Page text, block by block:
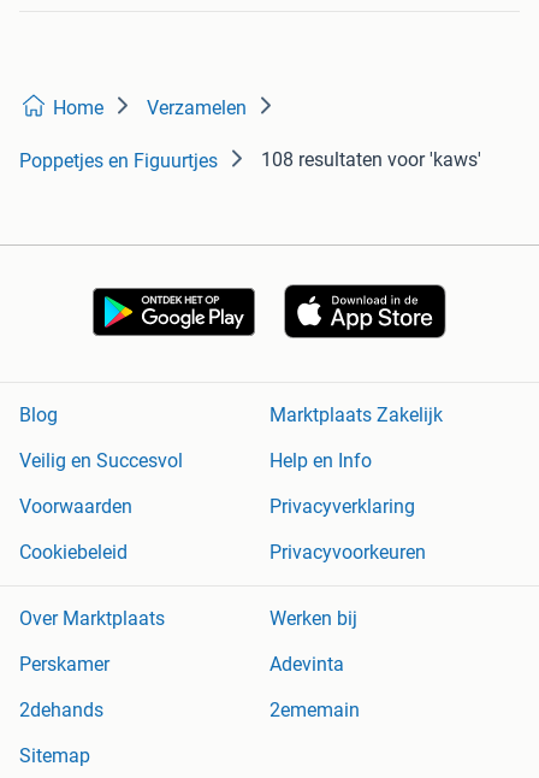
Home Verzamelen
Poppetjes en Figuurtjes 108 resultaten voor 'kaws'
Blog
Marktplaats Zakelijk
Veilig en Succesvol
Help en Info
Voorwaarden
Privacyverklaring
Cookiebeleid
Privacyvoorkeuren
Over Marktplaats
Werken bij
Perskamer
Adevinta
2dehands
2ememain
Sitemap